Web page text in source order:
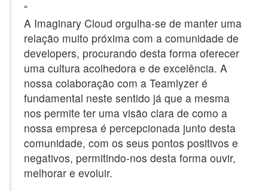
“
A Imaginary Cloud orgulha-se de manter uma
relação muito próxima com a comunidade de
developers, procurando desta forma oferecer
uma cultura acolhedora e de excelência. A
nossa colaboração com a Teamlyzer é
fundamental neste sentido já que a mesma
nos permite ter uma visão clara de como a
nossa empresa é percepcionada junto desta
comunidade, com os seus pontos positivos e
negativos, permitindo-nos desta forma ouvir,
melhorar e evoluir.